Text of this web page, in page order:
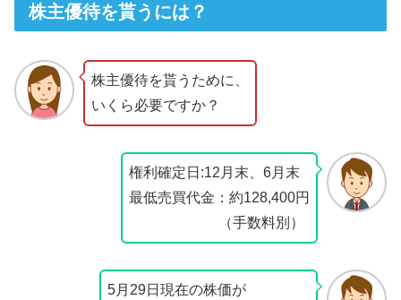
株主優待を貰うには？
株主優待を貰うために、
いくら必要ですか？
権利確定日:12月末、6月末
最低売買代金：約128,400円
（手数料別）
5月29日現在の株価が